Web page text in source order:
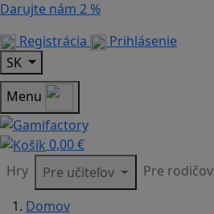
Darujte nám 2 %
Registrácia
Prihlásenie
SK
Menu
0,00 €
Hry
Pre učiteľov Pre rodičov
Domov